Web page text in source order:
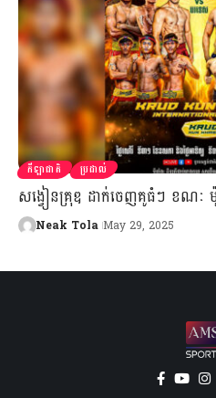
កីឡាជាតិ ប្រដាល់
សង្វៀនគ្រុឌ ដាក់ចេញគូធំៗ ខណៈ
Neak Tola May 29, 2025